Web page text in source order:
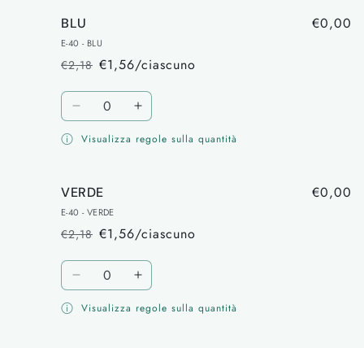
BLU
E-40 - BLU
Prezzo
di
listino
€2,18
Prezzo
scontato
€1,56/ciascuno
€0,00
Quantità
Diminuisci
per
Aumenta
per
Visualizza regole sulla quantità
VERDE
E-40 - VERDE
Prezzo
di
listino
€2,18
Prezzo
scontato
€1,56/ciascuno
€0,00
Quantità
Diminuisci
per
Aumenta
per
Visualizza regole sulla quantità